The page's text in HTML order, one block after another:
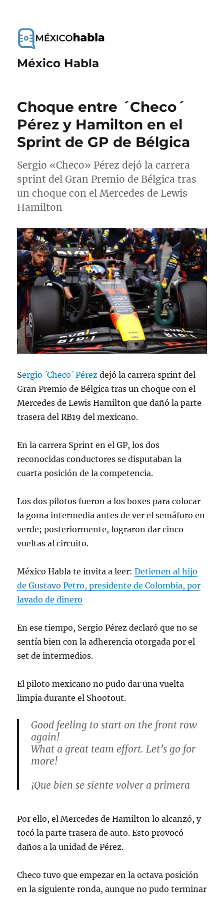
México Habla
Choque entre ´Checo´
Pérez y Hamilton en el
Sprint de GP de Bélgica
Sergio «Checo» Pérez dejó la carrera
sprint del Gran Premio de Bélgica tras
un choque con el Mercedes de Lewis
Hamilton
Sergio ´Checo´ Pérez dejó la carrera sprint del
Gran Premio de Bélgica tras un choque con el
Mercedes de Lewis Hamilton que dañó la parte
trasera del RB19 del mexicano.
En la carrera Sprint en el GP, los dos
reconocidas conductores se disputaban la
cuarta posición de la competencia.
Los dos pilotos fueron a los boxes para colocar
la goma intermedia antes de ver el semáforo en
verde; posteriormente, lograron dar cinco
vueltas al circuito.
México Habla te invita a leer:Detienen al hijo
de Gustavo Petro, presidente de Colombia, por
lavado de dinero
En ese tiempo, Sergio Pérez declaró que no se
sentía bien con la adherencia otorgada por el
set de intermedios.
El piloto mexicano no pudo dar una vuelta
limpia durante el Shootout.
Good feeling to start on the front row
again!
What a great team effort. Let’s go for
more!
¡Que bien se siente volver a primera
más!#SP11 #BelgianGP
pic.twitter.com/e2bgIKem7K
28, 2023
Por ello, el Mercedes de Hamilton lo alcanzó, y
tocó la parte trasera de auto. Esto provocó
daños a la unidad de Pérez.
Checo tuvo que empezar en la octava posición
en la siguiente ronda, aunque no pudo terminar